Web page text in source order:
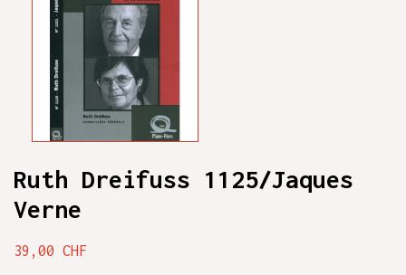
Ruth Dreifuss 1125/Jaques
Verne
39,00 CHF